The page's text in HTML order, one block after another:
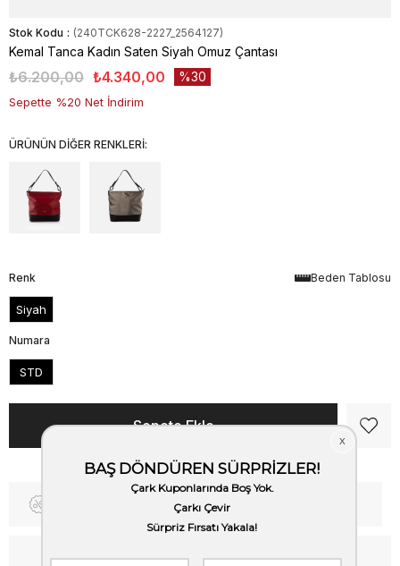
Stok Kodu (240TCK628-2227_2564127)
Kemal Tanca Kadın Saten Siyah Omuz Çantası
₺6.200,00 ₺4.340,00 30
Sepette %20 Net İndirim
ÜRÜNÜN DİĞER RENKLERİ:
Beden Tablosu
Renk
Siyah
Numara
STD
Fiyat Düşünce Haber Ver
WhatsApp’tan Bilgi Al